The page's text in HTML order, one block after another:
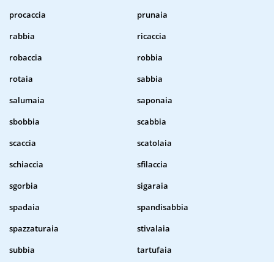
procaccia
prunaia
rabbia
ricaccia
robaccia
robbia
rotaia
sabbia
salumaia
saponaia
sbobbia
scabbia
scaccia
scatolaia
schiaccia
sfilaccia
sgorbia
sigaraia
spadaia
spandisabbia
spazzaturaia
stivalaia
subbia
tartufaia